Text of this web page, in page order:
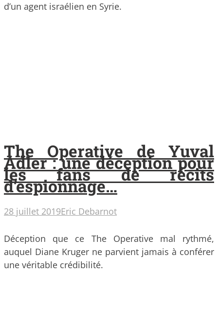
d’un agent israélien en Syrie.
The Operative de Yuval
Adler : une déception pour
les fans de récits
d’espionnage…
28 juillet 2019Eric Debarnot
Déception que ce The Operative mal rythmé,
auquel Diane Kruger ne parvient jamais à conférer
une véritable crédibilité.